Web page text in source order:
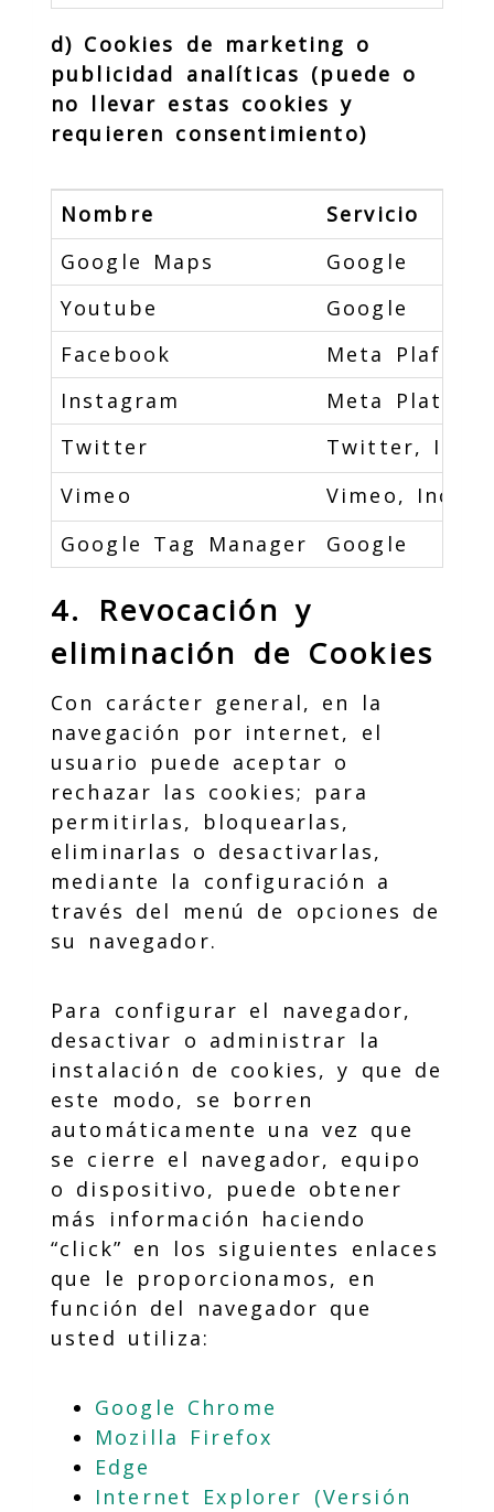
d) Cookies de marketing o
publicidad analíticas (puede o
no llevar estas cookies y
requieren consentimiento)
Nombre
Servicio
Google Maps
Google
Youtube
Google
Facebook
Meta
Instagram
Meta
Twitter
Twitter, Inc.
Vimeo
Vimeo, Inc.
Google Tag Manager
Google
4. Revocación y
eliminación de Cookies
Con carácter general, en la
navegación por internet, el
usuario puede aceptar o
rechazar las cookies; para
permitirlas, bloquearlas,
eliminarlas o desactivarlas,
mediante la configuración a
través del menú de opciones de
su navegador.
Para configurar el navegador,
desactivar o administrar la
instalación de cookies, y que de
este modo, se borren
automáticamente una vez que
se cierre el navegador, equipo
o dispositivo, puede obtener
más información haciendo
“click” en los siguientes enlaces
que le proporcionamos, en
función del navegador que
usted utiliza:
Google Chrome
Mozilla Firefox
Edge
Internet Explorer (Versión